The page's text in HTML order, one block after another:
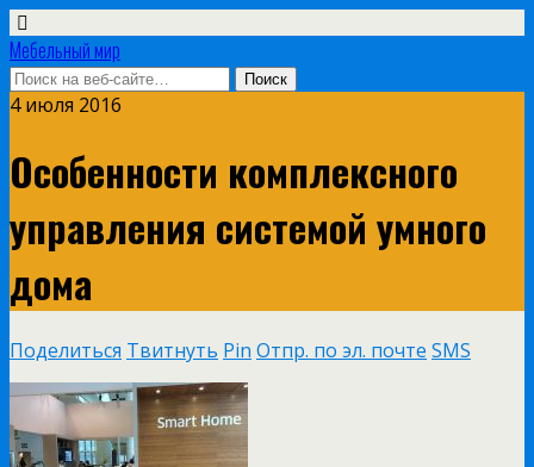
Мебельный мир
4 июля 2016
Особенности комплексного
управления системой умного
дома
Поделиться Твитнуть Pin Отпр. по эл. почте SMS